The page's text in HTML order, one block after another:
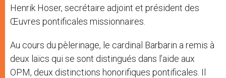
Henrik Hoser, secrétaire adjoint et président des
Œuvres pontificales missionnaires.
Au cours du pèlerinage, le cardinal Barbarin a remis à
deux laïcs qui se sont distingués dans l’aide aux
OPM, deux distinctions honorifiques pontificales. Il